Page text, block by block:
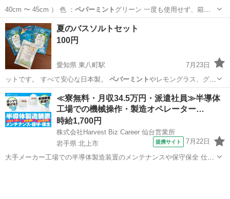
40cm 〜 45cm ） 色 ： ペパーミント グリーン 一度も使用せず、箱に
入…
神奈川 横浜市 その他 頚椎
夏のバスソルトセット
100円
愛知県 東八町駅
7月23日
ットです。 すべて安心な日本製。 ペパーミントやレモングラス、グレ
ープフルーツの…
愛知 豊橋市 東八町駅 ボディケア
≪寮無料・月収34.5万円・派遣社員≫半導体
工場での機械操作・製造オペレーター…
時給1,700円
株式会社Harvest Biz Career 仙台営業所
岩手県 北上市
提携サイト 7月22日
大手メーカー工場での半導体製造装置のメンテナンスや保守保全 仕事